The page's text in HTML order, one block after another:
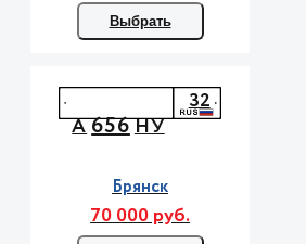
Выбрать
А656НУ
32
Брянск
70 000 руб.